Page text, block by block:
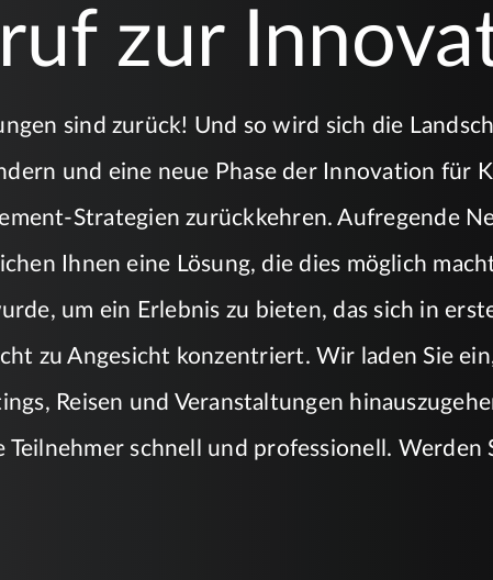
zur
sind zurück! Und so wird sich die
und eine neue Phase der Innovation für
Strategien zurückkehren. Aufregende
Ihnen eine Lösung, die dies möglich
um ein Erlebnis zu bieten, das sich in
zu Angesicht konzentriert. Wir laden Sie
Reisen und Veranstaltungen
Teilnehmer schnell und professionell. Werden